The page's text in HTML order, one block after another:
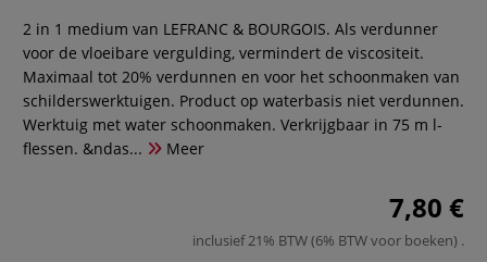
2 in 1 medium van LEFRANC & BOURGOIS. Als verdunner
voor de vloeibare vergulding, vermindert de viscositeit.
Maximaal tot 20% verdunnen en voor het schoonmaken van
schilderswerktuigen. Product op waterbasis niet verdunnen.
Werktuig met water schoonmaken. Verkrijgbaar in 75 m l-
flessen. &ndas...
Meer
7,80 €
inclusief 21% BTW (6% BTW voor boeken) .